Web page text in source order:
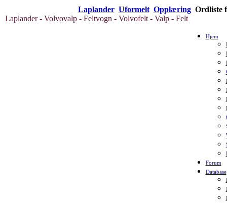
Laplander Uformelt Opplæring Ordliste
Laplander - Volvovalp - Feltvogn - Volvofelt - Valp - Felt
Hjem
Forum
Database